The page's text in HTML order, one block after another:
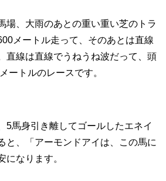
場、大雨のあとの重い重い芝のトラ
メートル走って、そのあとは直線
直線は直線でうねうね波だって、頭
ートルのレースです。
5馬身引き離してゴールしたエネイ
と、「アーモンドアイは、この馬に
になります。